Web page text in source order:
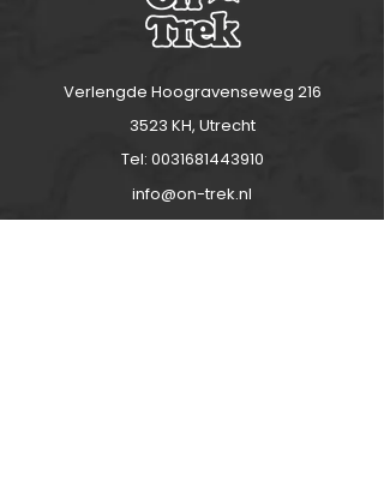
Verlengde Hoogravenseweg 216
3523 KH, Utrecht
Tel: 0031681443910
info@on-trek.nl